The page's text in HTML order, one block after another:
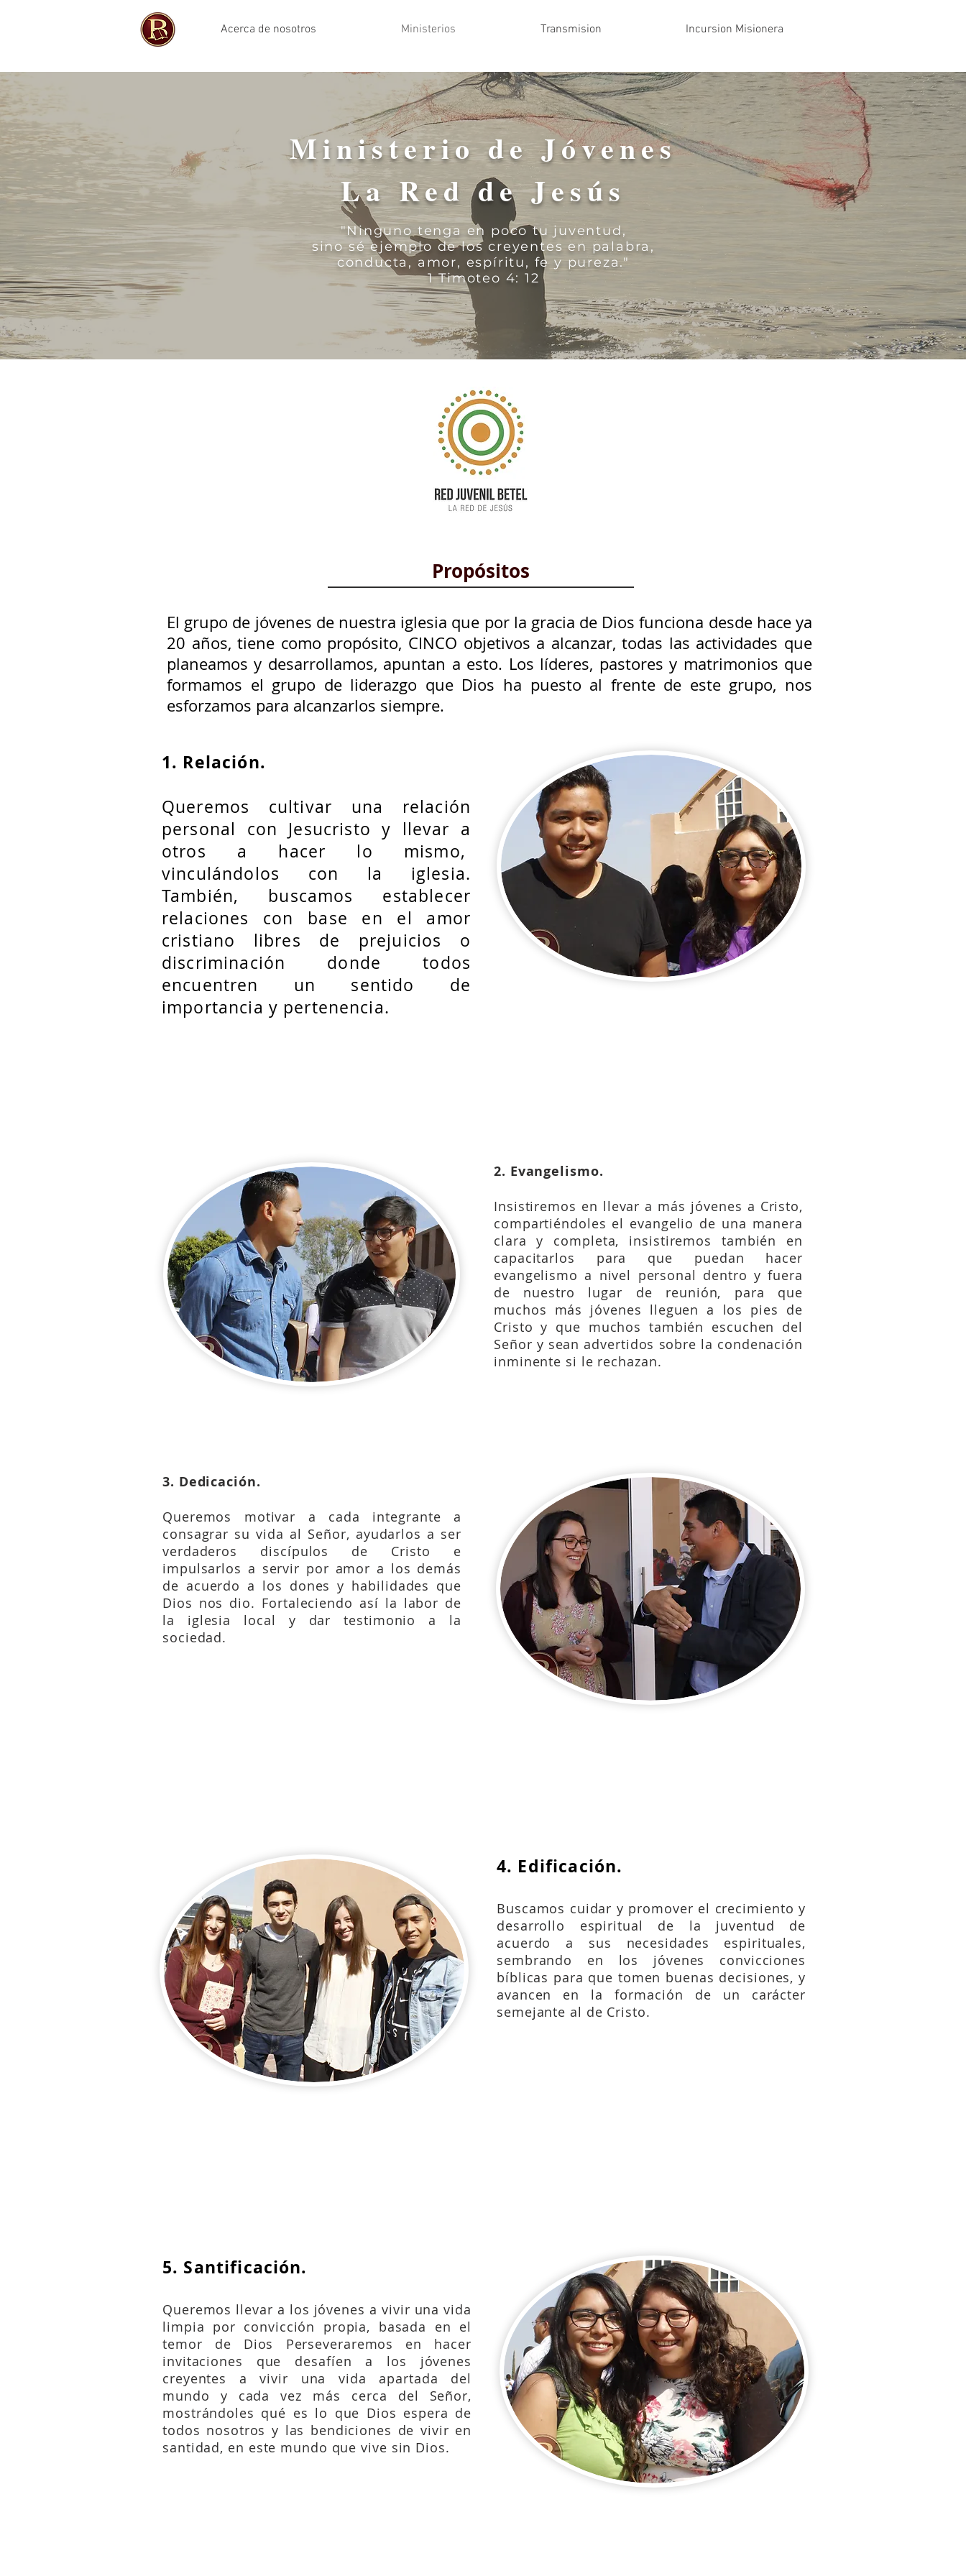
Acerca de nosotros Ministerios Transmision Incursion Misionera
Ministerio de Jóvenes
La Red de Jesús
"Ninguno tenga en poco tu juventud,
sino sé ejemplo de los creyentesen palabra,
conducta, amor, espíritu, fe y pureza."
1 Timoteo 4: 12
Propósitos
El grupo de jóvenes de nuestra iglesia que por la gracia de Dios funciona desde hace ya
20 años, tiene como propósito, CINCO objetivos a alcanzar, todas las actividades que
planeamos y desarrollamos, apuntan a esto. Los líderes, pastores y matrimonios que
formamos el grupo de liderazgo que Dios ha puesto al frente de este grupo, nos
esforzamos para alcanzarlos siempre.
1. Relación.
Queremos cultivar una relación
personal con Jesucristo y llevar a
otros a hacer lo mismo,
vinculándolos con la iglesia.
También, buscamos establecer
relaciones con base en el amor
cristiano libres de prejuicios o
discriminación donde todos
encuentren un sentido de
importancia y pertenencia.
2. Evangelismo.
Insistiremos en llevar a más jóvenes a Cristo,
compartiéndoles el evangelio de una manera
clara y completa, insistiremos también en
capacitarlos para que puedan hacer
evangelismo a nivel personal dentro y fuera
de nuestro lugar de reunión, para que
muchos más jóvenes lleguen a los pies de
Cristo y que muchos también escuchen del
Señor y sean advertidos sobre la condenación
inminente si le rechazan.
3. Dedicación.
Queremos motivar a cada integrante a
consagrar su vida al Señor, ayudarlos a ser
verdaderos discípulos de Cristo e
impulsarlos a servir por amor a los demás
de acuerdo a los dones y habilidades que
Dios nos dio. Fortaleciendo así la labor de
la iglesia local y dar testimonio a la
sociedad.
4. Edificación.
Buscamos cuidar y promover el crecimiento y
desarrollo espiritual de la juventud de
acuerdo a sus necesidades espirituales,
sembrando en los jóvenes convicciones
bíblicas para que tomen buenas decisiones, y
avancen en la formación de un carácter
semejante al de Cristo.
5. Santificación.
Queremos llevar a los jóvenes a vivir una vida
limpia por convicción propia, basada en el
temor de Dios Perseveraremos en hacer
invitaciones que desafíen a los jóvenes
creyentes a vivir una vida apartada del
mundo y cada vez más cerca del Señor,
mostrándoles qué es lo que Dios espera de
todos nosotros y las bendiciones de vivir en
santidad, en este mundo que vive sin Dios.